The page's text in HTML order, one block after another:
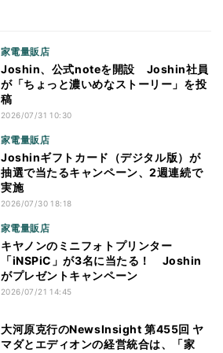
家電量販店
Joshin、公式noteを開設 Joshin社員
が「ちょっと濃いめなストーリー」を投
稿
2026/07/31 10:30
家電量販店
Joshinギフトカード（デジタル版）が
抽選で当たるキャンペーン、2週連続で
実施
2026/07/30 18:18
家電量販店
キヤノンのミニフォトプリンター
「iNSPiC」が3名に当たる！ Joshin
がプレゼントキャンペーン
2026/07/21 14:45
大河原克行のNewsInsight 第455回 ヤ
マダとエディオンの経営統合は、「家